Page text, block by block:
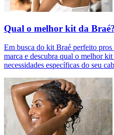
Qual o melhor kit da
Em busca do kit Braé perfeito pros
marca e descubra qual o melhor
necessidades específicas do seu